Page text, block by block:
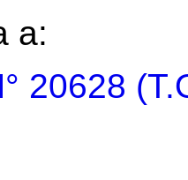
a:
20628